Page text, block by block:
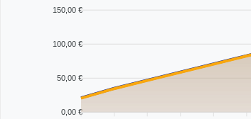
150,00 €
100,00 €
50,00 €
0,00 €